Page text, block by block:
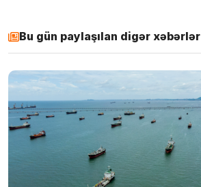
Bu gün paylaşılan digər xəbərlər